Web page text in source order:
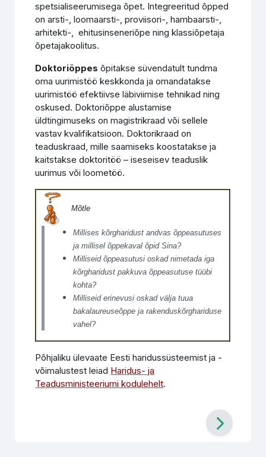
spetsialiseerumisega õpet. Integreeritud õpped
on arsti-, loomaarsti-, proviisori-, hambaarsti-,
arhitekti-, ehitusinseneriõpe ning klassiõpetaja
õpetajakoolitus.
Doktoriõppes õpitakse süvendatult tundma
oma uurimistöö keskkonda ja omandatakse
uurimistöö efektiivse läbiviimise tehnikad ning
oskused. Doktoriõppe alustamise
üldtingimuseks on magistrikraad või sellele
vastav kvalifikatsioon. Doktorikraad on
teaduskraad, mille saamiseks koostatakse ja
kaitstakse doktoritöö – iseseisev teaduslik
uurimus või loometöö.
Mõtle
Millises kõrgharidust andvas õppeasutuses
ja millisel õppekaval õpid Sina?
Milliseid õppeasutusi oskad nimetada iga
kõrgharidust pakkuva õppeasutuse tüübi
kohta?
Milliseid erinevusi oskad välja tuua
bakalaureuseõppe ja rakenduskõrghariduse
vahel?
Põhjaliku ülevaate Eesti haridussüsteemist ja -
võimalustest leiad Haridus- ja
Teadusministeeriumi kodulehelt.